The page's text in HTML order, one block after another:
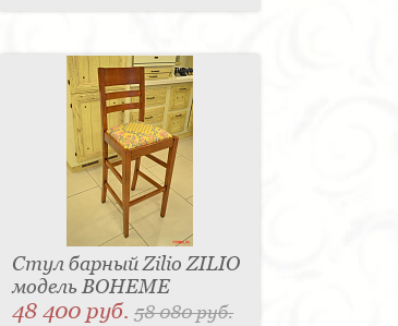
Стул барный Zilio ZILIO
модель BOHEME
48 400 руб.58 080 руб.